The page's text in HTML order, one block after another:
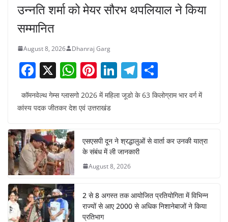
उन्नति शर्मा को मेयर सौरभ थपलियाल ने किया
सम्मानित
August 8, 2026 Dhanraj Garg
F
a
c
b
o
o
k
X W
h
at
s
A
p
p
Pi
nt
er
st
Li
k
dI
n
T
e
a
m
h
ar
कॉमनवेल्थ गेम्स ग्लासगो 2026 में महिला जूडो के 63 किलोग्राम भार वर्ग में
कांस्य पदक जीतकर देश एवं उत्तराखंड
एसएसपी दून ने श्रद्धालुओं से वार्ता कर उनकी यात्रा
के संबंध में ली जानकारी
August 8, 2026
2 से 8 अगस्त तक आयोजित प्रतियोगिता में विभिन्न
राज्यों से आए 2000 से अधिक निशानेबाजों ने किया
प्रतिभाग